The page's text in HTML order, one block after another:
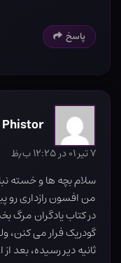
پاسخ
Phistor
۷ تیر ۰۱ در ۱۲:۲۵ ب٫ظ
سلام بچه ها و خسته
من افسون رازداری رو
در کتاب یادگران مرگ
گودریک فرار می کنن،
ثانیه دیر رسیده، بعد